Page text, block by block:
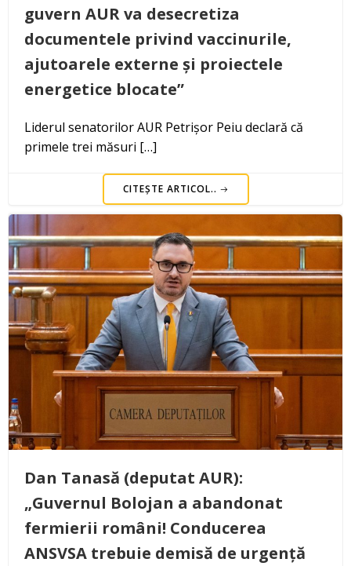
guvern AUR va desecretiza
documentele privind vaccinurile,
ajutoarele externe și proiectele
energetice blocate”
Liderul senatorilor AUR Petrișor Peiu declară că
primele trei măsuri […]
CITEȘTE ARTICOL..
Dan Tanasă (deputat AUR):
„Guvernul Bolojan a abandonat
fermierii români! Conducerea
ANSVSA trebuie demisă de urgență